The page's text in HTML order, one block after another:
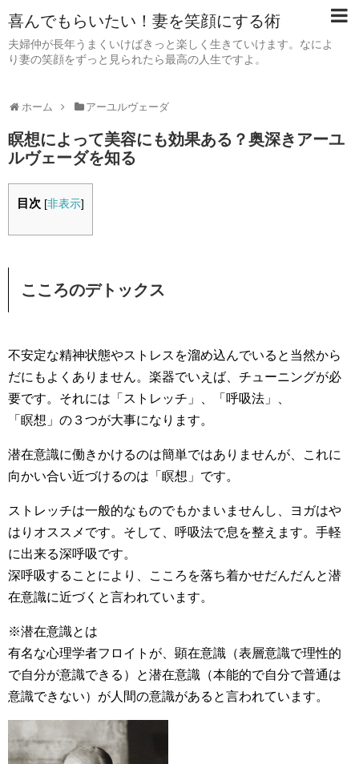
喜んでもらいたい！妻を笑顔にする術
夫婦仲が長年うまくいけばきっと楽しく生きていけます。なによ
り妻の笑顔をずっと見られたら最高の人生ですよ。
ホーム アーユルヴェーダ
瞑想によって美容にも効果ある？奥深きアーユ
ルヴェーダを知る
目次 [非表示]
こころのデトックス
不安定な精神状態やストレスを溜め込んでいると当然から
だにもよくありません。楽器でいえば、チューニングが必
要です。それには「ストレッチ」、「呼吸法」、
「瞑想」の３つが大事になります。
潜在意識に働きかけるのは簡単ではありませんが、これに
向かい合い近づけるのは「瞑想」です。
ストレッチは一般的なものでもかまいませんし、ヨガはや
はりオススメです。そして、呼吸法で息を整えます。手軽
に出来る深呼吸です。
深呼吸することにより、こころを落ち着かせだんだんと潜
在意識に近づくと言われています。
※潜在意識とは
有名な心理学者フロイトが、顕在意識（表層意識で理性的
で自分が意識できる）と潜在意識（本能的で自分で普通は
意識できない）が人間の意識があると言われています。